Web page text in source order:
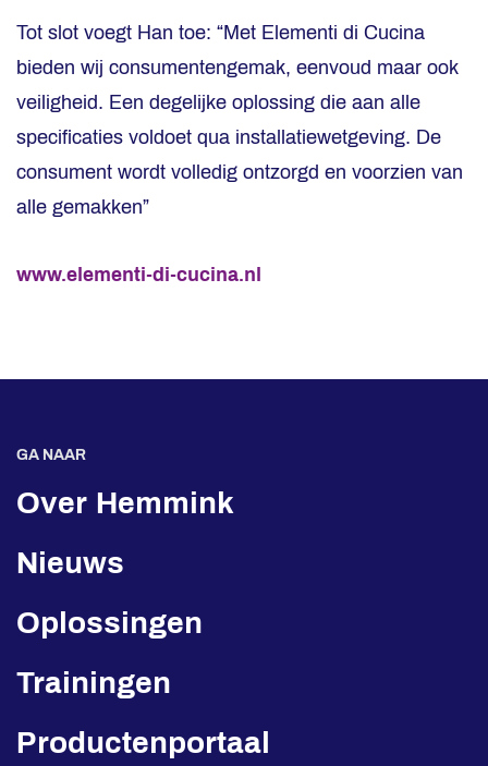
Tot slot voegt Han toe: “Met Elementi di Cucina
bieden wij consumentengemak, eenvoud maar ook
veiligheid. Een degelijke oplossing die aan alle
specificaties voldoet qua installatiewetgeving. De
consument wordt volledig ontzorgd en voorzien van
alle gemakken”
www.elementi-di-cucina.nl
GA NAAR
Over Hemmink
Nieuws
Oplossingen
Trainingen
Productenportaal